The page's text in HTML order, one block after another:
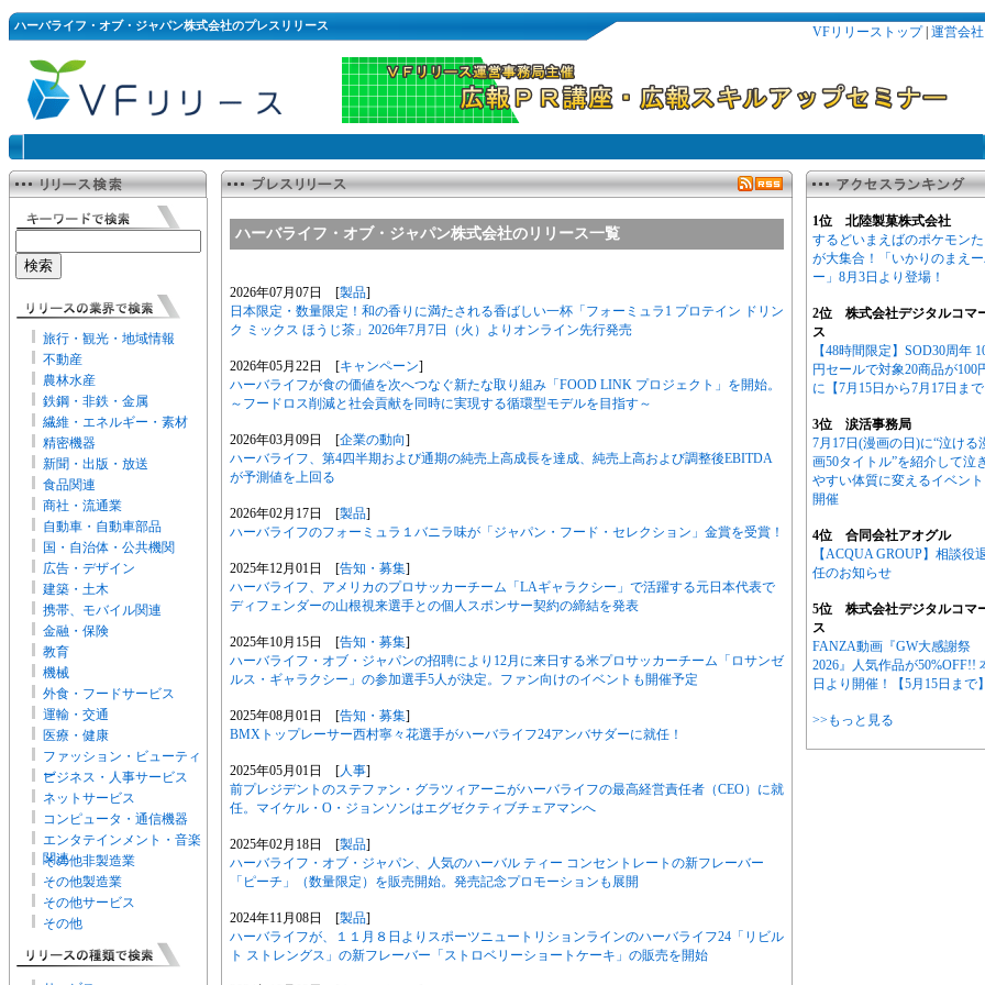
ハーバライフ・オブ・ジャパン株式会社のプレスリリース VFリリーストップ| 運営会社
旅行・観光・地域情報
不動産
農林水産
鉄鋼・非鉄・金属
繊維・エネルギー・素材
精密機器
新聞・出版・放送
食品関連
商社・流通業
自動車・自動車部品
国・自治体・公共機関
広告・デザイン
建築・土木
携帯、モバイル関連
金融・保険
教育
機械
外食・フードサービス
運輸・交通
医療・健康
ファッション・ビューティ
ー
ビジネス・人事サービス
ネットサービス
コンピュータ・通信機器
エンタテインメント・音楽
関連
その他非製造業
その他製造業
その他サービス
その他
ハーバライフ・オブ・ジャパン株式会社のリリース一覧
2026年07月07日 [製品]
日本限定・数量限定！和の香りに満たされる香ばしい一杯「フォーミュラ1 プロテイン ドリン
ク ミックス ほうじ茶」2026年7月7日（火）よりオンライン先行発売
2026年05月22日 [キャンペーン]
ハーバライフが食の価値を次へつなぐ新たな取り組み「FOOD LINK プロジェクト」を開始。
～フードロス削減と社会貢献を同時に実現する循環型モデルを目指す～
2026年03月09日 [企業の動向]
ハーバライフ、第4四半期および通期の純売上高成長を達成、純売上高および調整後EBITDA
が予測値を上回る
2026年02月17日 [製品]
ハーバライフのフォーミュラ１バニラ味が「ジャパン・フード・セレクション」金賞を受賞！
2025年12月01日 [告知・募集]
ハーバライフ、アメリカのプロサッカーチーム「LAギャラクシー」で活躍する元日本代表で
ディフェンダーの山根視来選手との個人スポンサー契約の締結を発表
2025年10月15日 [告知・募集]
ハーバライフ・オブ・ジャパンの招聘により12月に来日する米プロサッカーチーム「ロサンゼ
ルス・ギャラクシー」の参加選手5人が決定。ファン向けのイベントも開催予定
2025年08月01日 [告知・募集]
BMXトップレーサー西村寧々花選手がハーバライフ24アンバサダーに就任！
2025年05月01日 [ 人事]
前プレジデントのステファン・グラツィアーニがハーバライフの最高経営責任者（CEO）に就
任。マイケル・O・ジョンソンはエグゼクティブチェアマンへ
2025年02月18日 [製品]
ハーバライフ・オブ・ジャパン、人気のハーバル ティー コンセントレートの新フレーバー
「ピーチ」（数量限定）を販売開始。発売記念プロモーションも展開
2024年11月08日 [製品]
ハーバライフが、１１月８日よりスポーツニュートリションラインのハーバライフ24「リビル
ト ストレングス」の新フレーバー「ストロベリーショートケーキ」の販売を開始
1位 北陸製菓株式会社
するどいまえばのポケモン
が大集合！「いかりのまえ
ー」8月3日より登場！
2位 株式会社デジタルコマ
ス
【48時間限定】SOD30周年
円セールで対象20商品が100
に【7月15日から7月17日まで
3位 涙活事務局
7月17日(漫画の日)に“泣ける
画50タイトル”を紹介して泣
やすい体質に変えるイベン
開催
4位 合同会社アオグル
【ACQUA GROUP】相談役
任のお知らせ
5位 株式会社デジタルコマ
ス
FANZA動画『GW大感謝祭
2026』人気作品が50%OFF!!
日より開催！【5月15日まで】
>>もっと見る